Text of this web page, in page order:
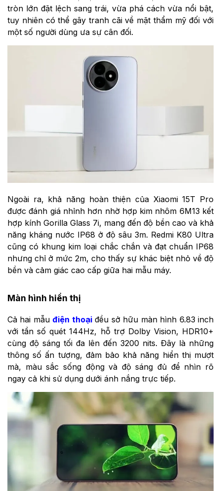
tròn lớn đặt lệch sang trái, vừa phá cách vừa nổi bật,
tuy nhiên có thể gây tranh cãi về mặt thẩm mỹ đối với
một số người dùng ưa sự cân đối.
Ngoài ra, khả năng hoàn thiện của Xiaomi 15T Pro
được đánh giá nhỉnh hơn nhờ hợp kim nhôm 6M13 kết
hợp kính Gorilla Glass 7i, mang đến độ bền cao và khả
năng kháng nước IP68 ở độ sâu 3m. Redmi K80 Ultra
cũng có khung kim loại chắc chắn và đạt chuẩn IP68
nhưng chỉ ở mức 2m, cho thấy sự khác biệt nhỏ về độ
bền và cảm giác cao cấp giữa hai mẫu máy.
Màn hình hiển thị
Cả hai mẫu điện thoạiđều sở hữu màn hình 6.83 inch
với tần số quét 144Hz, hỗ trợ Dolby Vision, HDR10+
cùng độ sáng tối đa lên đến 3200 nits. Đây là những
thông số ấn tượng, đảm bảo khả năng hiển thị mượt
mà, màu sắc sống động và độ sáng đủ để nhìn rõ
ngay cả khi sử dụng dưới ánh nắng trực tiếp.